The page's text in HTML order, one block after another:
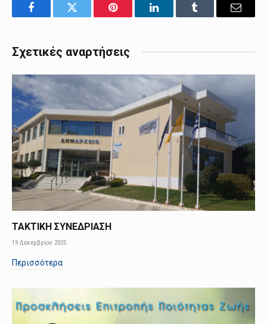
FacebookTwitter Pinterest LinkedInTumblr Email
Σχετικές αναρτήσεις
ΤΑΚΤΙΚΗ ΣΥΝΕΔΡΙΑΣΗ
19 Δεκεμβρίου 2025
Περισσότερα